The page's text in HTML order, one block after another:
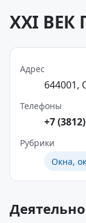
XXI
Адрес
644001,
Телефоны
+7
Рубрики
Окна,